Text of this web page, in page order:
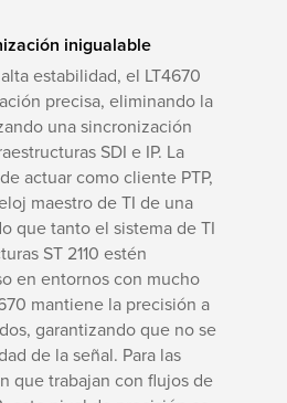
inigualable
estabilidad, el LT4670
precisa, eliminando la
una sincronización
SDI e IP. La
actuar como cliente PTP,
maestro de TI de una
que tanto el sistema de TI
ST 2110 estén
en entornos con mucho
mantiene la precisión a
garantizando que no se
de la señal. Para las
que trabajan con flujos de